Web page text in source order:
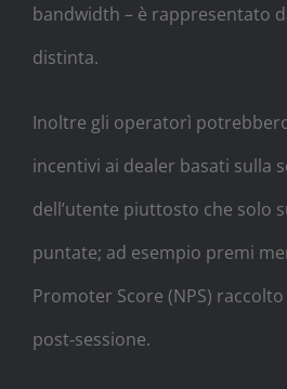
bandwidth – è rappresentato
distinta.
Inoltre gli operator­ì
incentivi ai dealer basati sulla
dell’utente piuttosto che solo
puntate; ad esempio premi
Promoter Score (NPS)
post‑sessione.